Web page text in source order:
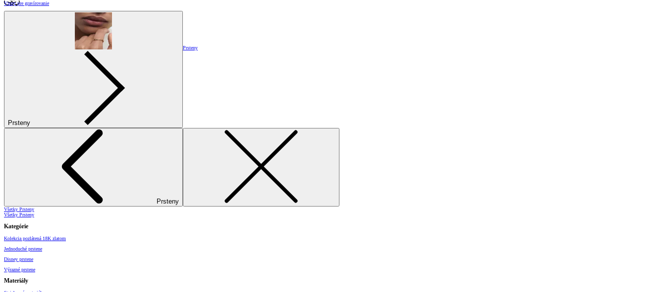
Vzory pre gravírovanie
Prsteny
Prsteny
Prsteny
Všetky Prsteny
Všetky Prsteny
Kategórie
Kolekcia pozlátená 18K zlatom
Jednoduché prstene
Disney prstene
Výrazné prstene
Materiály